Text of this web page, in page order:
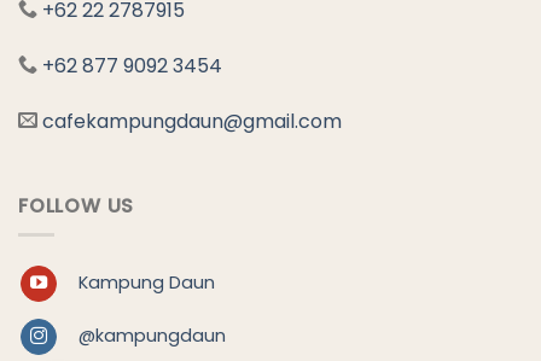
+62 22 2787915
+62 877 9092 3454
cafekampungdaun@gmail.com
FOLLOW US
Kampung Daun
@kampungdaun